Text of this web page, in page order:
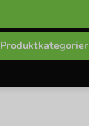
Produktkategorier